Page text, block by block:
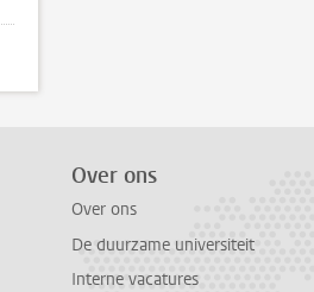
Over ons
Over ons
De duurzame universiteit
Interne vacatures